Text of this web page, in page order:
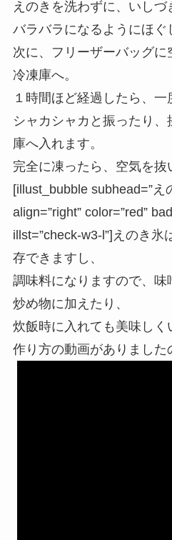
えのきを洗わずに、いしづ
バラバラになるようにほぐ
次に、フリーザーバッグに
冷凍庫へ。
１時間ほど経過したら、
シャカシャカと振ったり
庫へ入れます。
完全に凍ったら、空気を抜
[illust_bubble subhead=”え
align=”right” color=”red”
illst=”check-w3-l”]えのき
存できますし、
調味料になりますので、味
炒め物に加えたり、
炊飯時に入れても美味しく
作り方の動画がありました